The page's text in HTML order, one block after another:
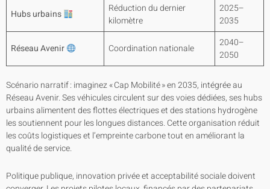
Hubs urbains
Réduction du dernier
kilomètre
2025–
2035
Réseau Avenir Coordination nationale
2040–
2050
Scénario narratif : imaginez « Cap Mobilité » en 2035, intégrée au
Réseau Avenir. Ses véhicules circulent sur des voies dédiées, ses hubs
urbains alimentent des flottes électriques et des stations hydrogène
les soutiennent pour les longues distances. Cette organisation réduit
les coûts logistiques et l’empreinte carbone tout en améliorant la
qualité de service.
Politique publique, innovation privée et acceptabilité sociale doivent